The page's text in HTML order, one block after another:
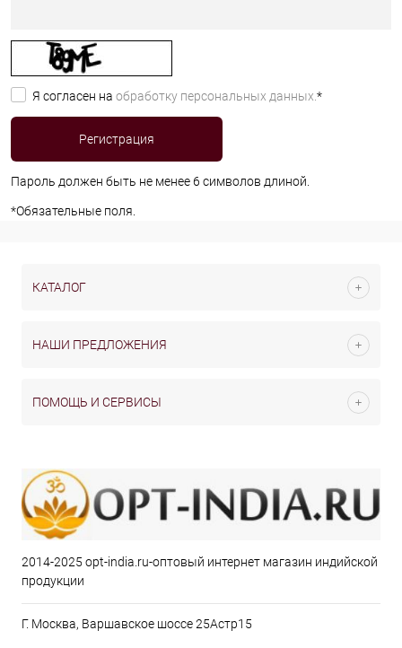
Я согласен на обработку персональных данных. *
Пароль должен быть не менее 6 символов длиной.
*Обязательные поля.
КАТАЛОГ
НАШИ ПРЕДЛОЖЕНИЯ
ПОМОЩЬ И СЕРВИСЫ
2014-2025 opt-india.ru-оптовый интернет магазин индийской
продукции
Г. Москва, Варшавское шоссе 25Астр15